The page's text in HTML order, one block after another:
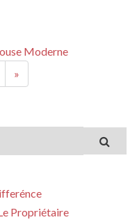
Moderne
»
Propriétaire